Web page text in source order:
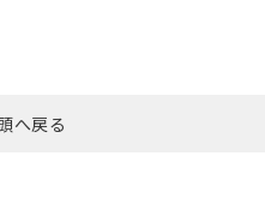
へ戻る